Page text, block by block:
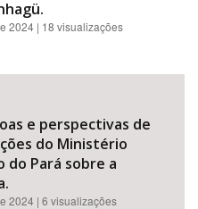
2024 | 18 visualizações
e perspectivas de
do Ministério
do Pará sobre a
2024 | 6 visualizações